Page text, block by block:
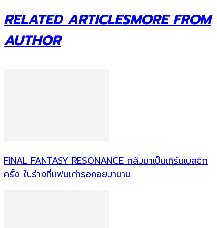
RELATED ARTICLESMORE FROM
AUTHOR
FINAL FANTASY RESONANCE กลับมาเป็นเทิร์นเบสอีก
ครั้ง ในร่างที่แฟนเก่ารอคอยมานาน